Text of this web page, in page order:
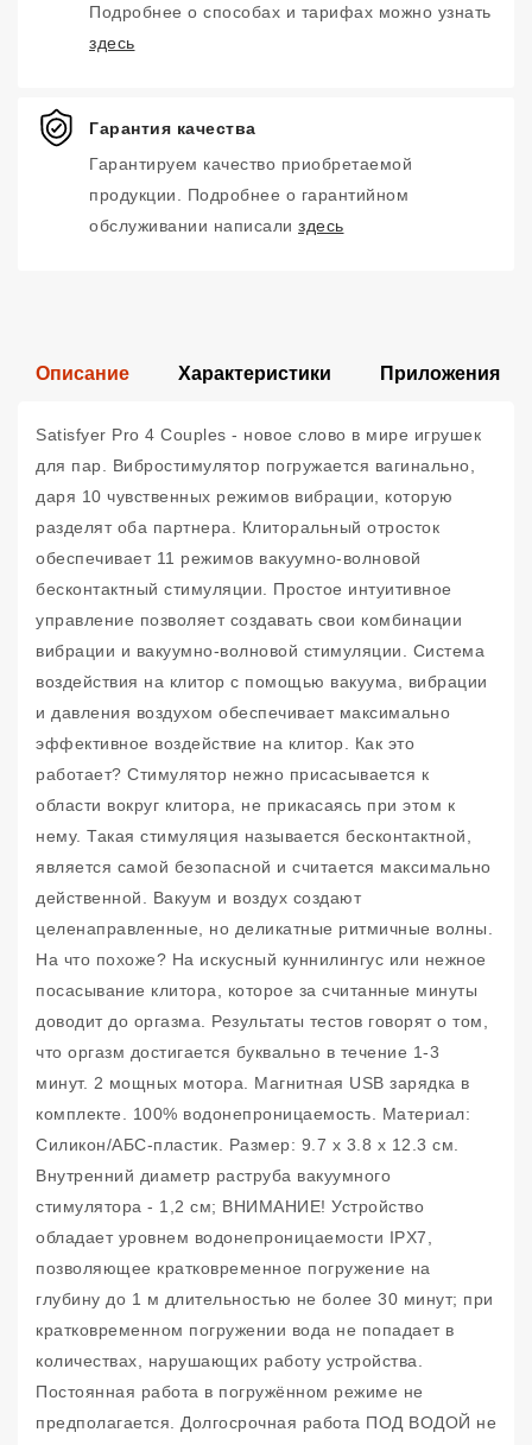
Подробнее о способах и тарифах можно узнать
здесь
Гарантия качества
Гарантируем качество приобретаемой
продукции. Подробнее о гарантийном
обслуживании написали здесь
Описание Характеристики Приложения
Satisfyer Pro 4 Couples - новое слово в мире игрушек
для пар. Вибростимулятор погружается вагинально,
даря 10 чувственных режимов вибрации, которую
разделят оба партнера. Клиторальный отросток
обеспечивает 11 режимов вакуумно-волновой
бесконтактный стимуляции. Простое интуитивное
управление позволяет создавать свои комбинации
вибрации и вакуумно-волновой стимуляции. Система
воздействия на клитор с помощью вакуума, вибрации
и давления воздухом обеспечивает максимально
эффективное воздействие на клитор. Как это
работает? Стимулятор нежно присасывается к
области вокруг клитора, не прикасаясь при этом к
нему. Такая стимуляция называется бесконтактной,
является самой безопасной и считается максимально
действенной. Вакуум и воздух создают
целенаправленные, но деликатные ритмичные волны.
На что похоже? На искусный куннилингус или нежное
посасывание клитора, которое за считанные минуты
доводит до оргазма. Результаты тестов говорят о том,
что оргазм достигается буквально в течение 1-3
минут. 2 мощных мотора. Магнитная USB зарядка в
комплекте. 100% водонепроницаемость. Материал:
Силикон/АБС-пластик. Размер: 9.7 x 3.8 x 12.3 см.
Внутренний диаметр раструба вакуумного
стимулятора - 1,2 см; ВНИМАНИЕ! Устройство
обладает уровнем водонепроницаемости IPX7,
позволяющее кратковременное погружение на
глубину до 1 м длительностью не более 30 минут; при
кратковременном погружении вода не попадает в
количествах, нарушающих работу устройства.
Постоянная работа в погружённом режиме не
предполагается. Долгосрочная работа ПОД ВОДОЙ не